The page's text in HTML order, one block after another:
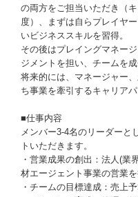
の両方をご担当いただき（
度）、まずは自らプレイヤ
いビジネススキルを習得。
その後はプレイングマネー
ジメントを担い、チームを
将来的には、マネージャー
ち事業を牽引するキャリア
■仕事内容
メンバー3-4名のリーダーと
トいただきます。
・営業成果の創出：法人(業
材エージェント事業の営業を
・チームの目標達成：売上